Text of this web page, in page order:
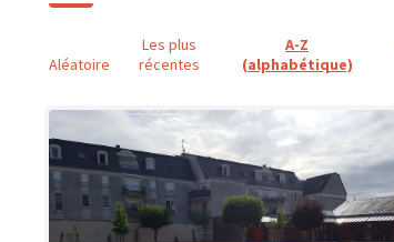
Aléatoire
Les plus
récentes
A-Z
(alphabétique)